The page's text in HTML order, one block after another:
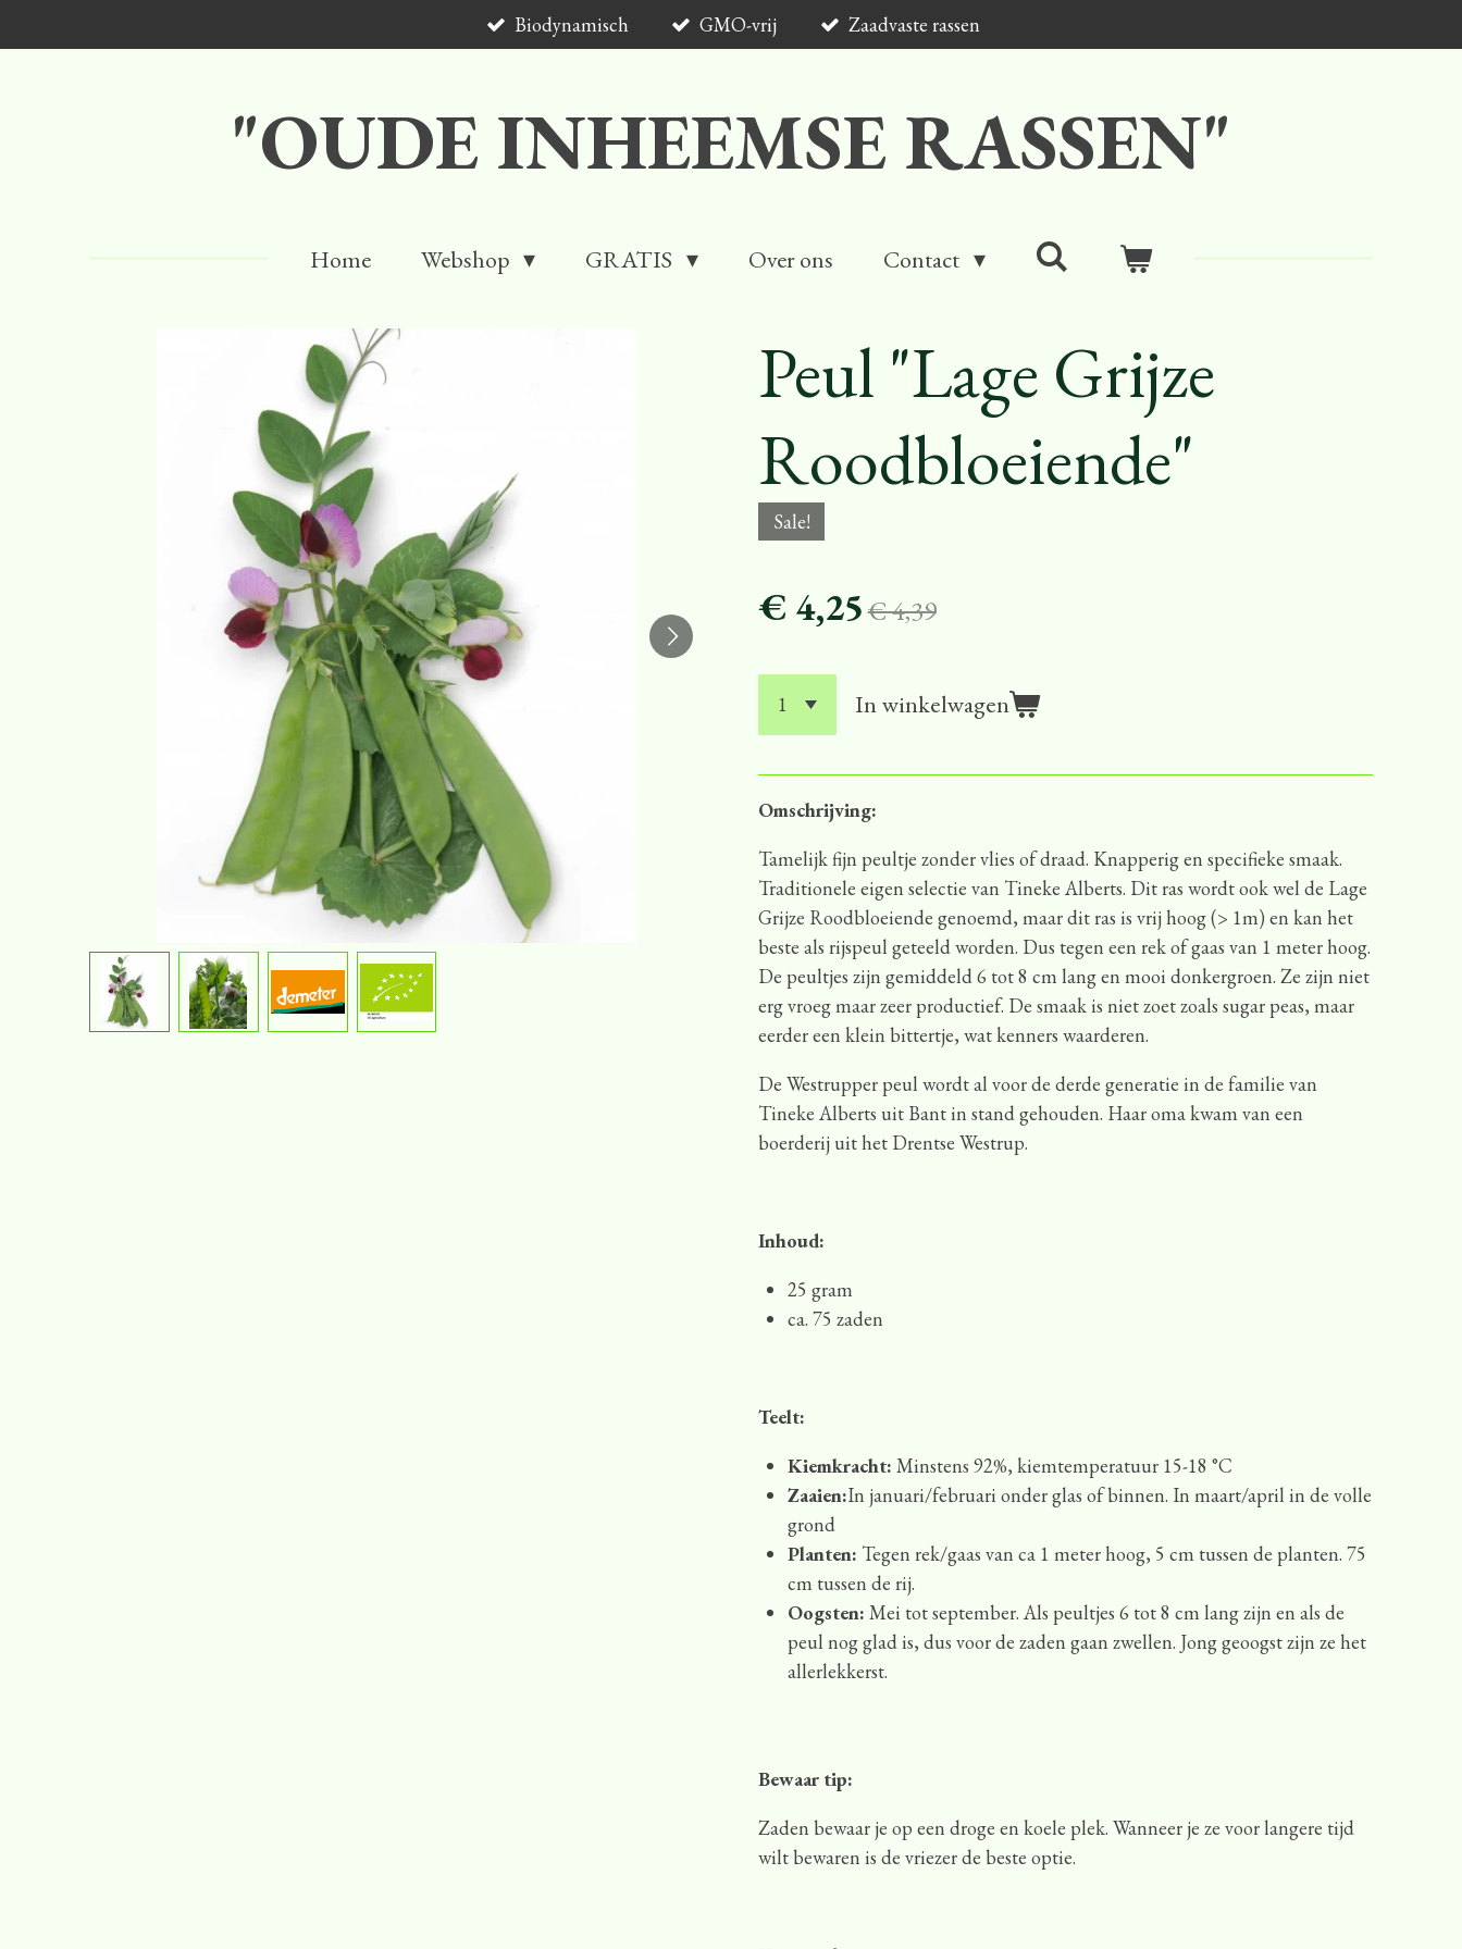
direct
Biodynamisch GMO-vrij Zaadvaste rassen
"OUDE INHEEMSE RASSEN"
Home Webshop GRATIS Over ons Contact
Peul "Lage Grijze
Roodbloeiende"
Sale!
€ 4,25€ 4,39
In winkelwagen
Omschrijving:
Tamelijk fijn peultje zonder vlies of draad. Knapperig en specifieke smaak.
Traditionele eigen selectie van Tineke Alberts. Dit ras wordt ook wel de Lage
Grijze Roodbloeiende genoemd, maar dit ras is vrij hoog (> 1m) en kan het
beste als rijspeul geteeld worden. Dus tegen een rek of gaas van 1 meter hoog.
De peultjes zijn gemiddeld 6 tot 8 cm lang en mooi donkergroen. Ze zijn niet
erg vroeg maar zeer productief. De smaak is niet zoet zoals sugar peas, maar
eerder een klein bittertje, wat kenners waarderen.
De Westrupper peul wordt al voor de derde generatie in de familie van
Tineke Alberts uit Bant in stand gehouden. Haar oma kwam van een
boerderij uit het Drentse Westrup.
Inhoud:
25 gram
ca. 75 zaden
Teelt:
Kiemkracht: Minstens 92%, kiemtemperatuur 15-18 °C
Zaaien:In januari/februari onder glas of binnen. In maart/april in de volle
grond
Planten: Tegen rek/gaas van ca 1 meter hoog, 5 cm tussen de planten. 75
cm tussen de rij.
Oogsten: Mei tot september. Als peultjes 6 tot 8 cm lang zijn en als de
peul nog glad is, dus voor de zaden gaan zwellen. Jong geoogst zijn ze het
allerlekkerst.
Bewaar tip:
Zaden bewaar je op een droge en koele plek. Wanneer je ze voor langere tijd
wilt bewaren is de vriezer de beste optie.